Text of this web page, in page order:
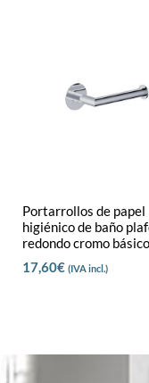
Portarrollos de papel
higiénico de baño
redondo cromo
17,60€ (IVA incl.)